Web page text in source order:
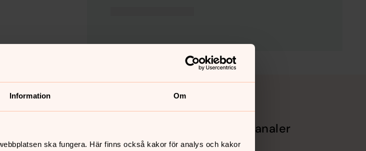
Information Om
ska fungera. Här finns också kakor för analys och kakor
Sociala kanaler